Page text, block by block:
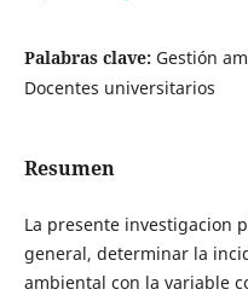
Palabras clave: Gestión
Docentes universitarios
Resumen
La presente investigacion
general, determinar la
ambiental con la variable